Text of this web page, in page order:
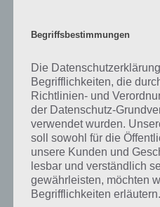
wenn dies aufgrund des
Weitere Tipps rund
Nachfolgend haben wir weitere
euch, die ihr auch beachten solltet.
Lohnen sich die
Begriffsbestimmungen
Die
Begrifflichkeiten, die
Richtlinien- und
der Datenschutz-
verwendet wurden.
soll sowohl für die
unsere Kunden und
lesbar und verständlich
gewährleisten, möchten
Begrifflichkeiten erläutern.